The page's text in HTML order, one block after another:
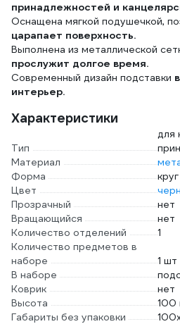
принадлежностей и
Оснащена мягкой подушечкой,
царапает поверхность.
Выполнена из металлической
прослужит долгое время.
Современный дизайн подставки
интерьер.
Характеристики
Тип
для
Материал
Форма
круг
Цвет
Прозрачный
нет
Вращающийся
нет
Количество отделений
1
Количество предметов в
наборе
1 шт
В наборе
Коврик
нет
Высота
100
Габариты без упаковки